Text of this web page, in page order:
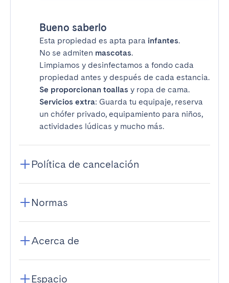
Bueno saberlo
Esta propiedad es apta para infantes.
No se admiten mascotas.
Limpiamos y desinfectamos a fondo cada
propiedad antes y después de cada estancia.
Se proporcionan toallas y ropa de cama.
Servicios extra: Guarda tu equipaje, reserva
un chófer privado, equipamiento para niños,
actividades lúdicas y mucho más.
Política de cancelación
Normas
Acerca de
Espacio